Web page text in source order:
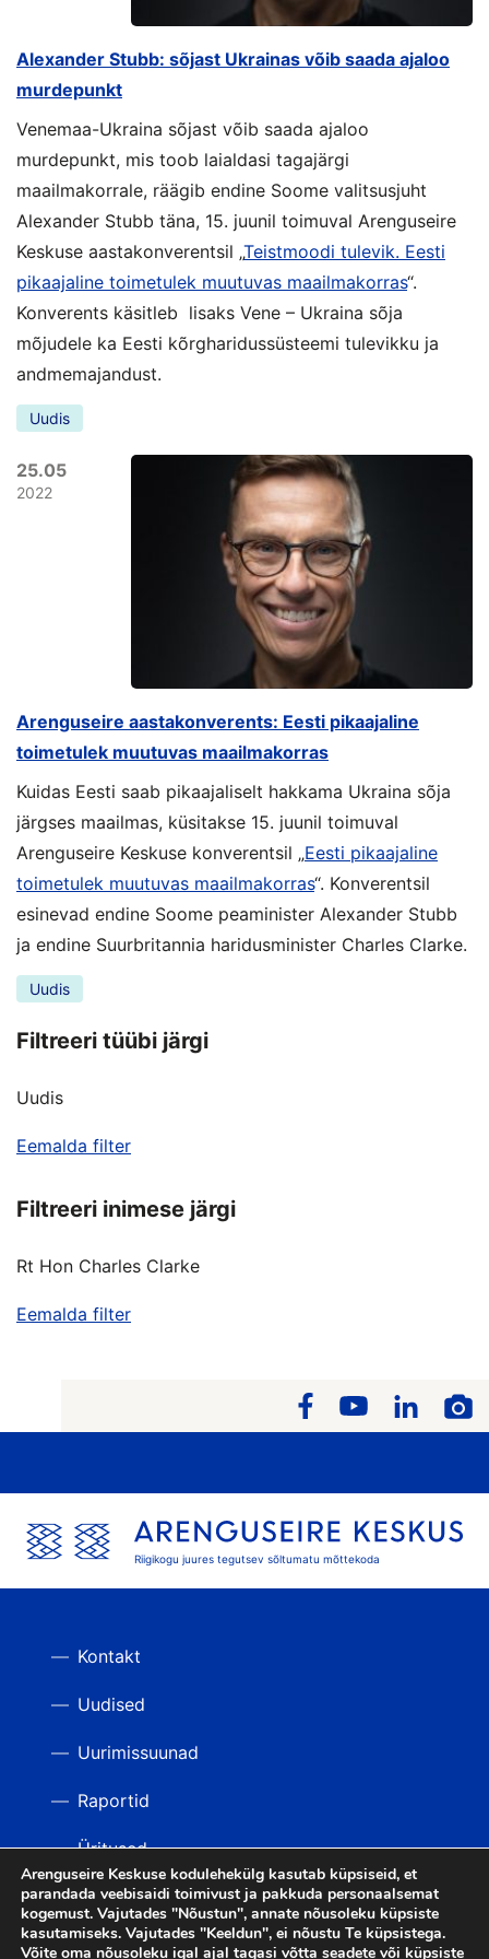
Alexander Stubb: sõjast Ukrainas võib saada ajaloo
murdepunkt
Venemaa-Ukraina sõjast võib saada ajaloo
murdepunkt, mis toob laialdasi tagajärgi
maailmakorrale, räägib endine Soome valitsusjuht
Alexander Stubb täna, 15. juunil toimuval Arenguseire
Keskuse aastakonverentsil „Teistmoodi tulevik. Eesti
pikaajaline toimetulek muutuvas maailmakorras“.
Konverents käsitleb lisaks Vene – Ukraina sõja
mõjudele ka Eesti kõrgharidussüsteemi tulevikku ja
andmemajandust.
Uudis
25.05
2022
Arenguseire aastakonverents: Eesti pikaajaline
toimetulek muutuvas maailmakorras
Kuidas Eesti saab pikaajaliselt hakkama Ukraina sõja
järgses maailmas, küsitakse 15. juunil toimuval
Arenguseire Keskuse konverentsil „Eesti pikaajaline
toimetulek muutuvas maailmakorras“. Konverentsil
esinevad endine Soome peaminister Alexander Stubb
ja endine Suurbritannia haridusminister Charles Clarke.
Uudis
Filtreeri tüübi järgi
Uudis
Eemalda filter
Filtreeri inimese järgi
Rt Hon Charles Clarke
Eemalda filter
Riigikogu juures tegutsev sõltumatu mõttekoda
TAGASI ÜLES
Kontakt
Uudised
Uurimissuunad
Raportid
Üritused
Videod
Arenguseire Keskuse kodulehekülg kasutab küpsiseid, et
parandada veebisaidi toimivust ja pakkuda personaalsemat
kogemust. Vajutades "Nõustun", annate nõusoleku küpsiste
kasutamiseks. Vajutades "Keeldun", ei nõustu Te küpsistega.
Võite oma nõusoleku igal ajal tagasi võtta seadete või küpsiste